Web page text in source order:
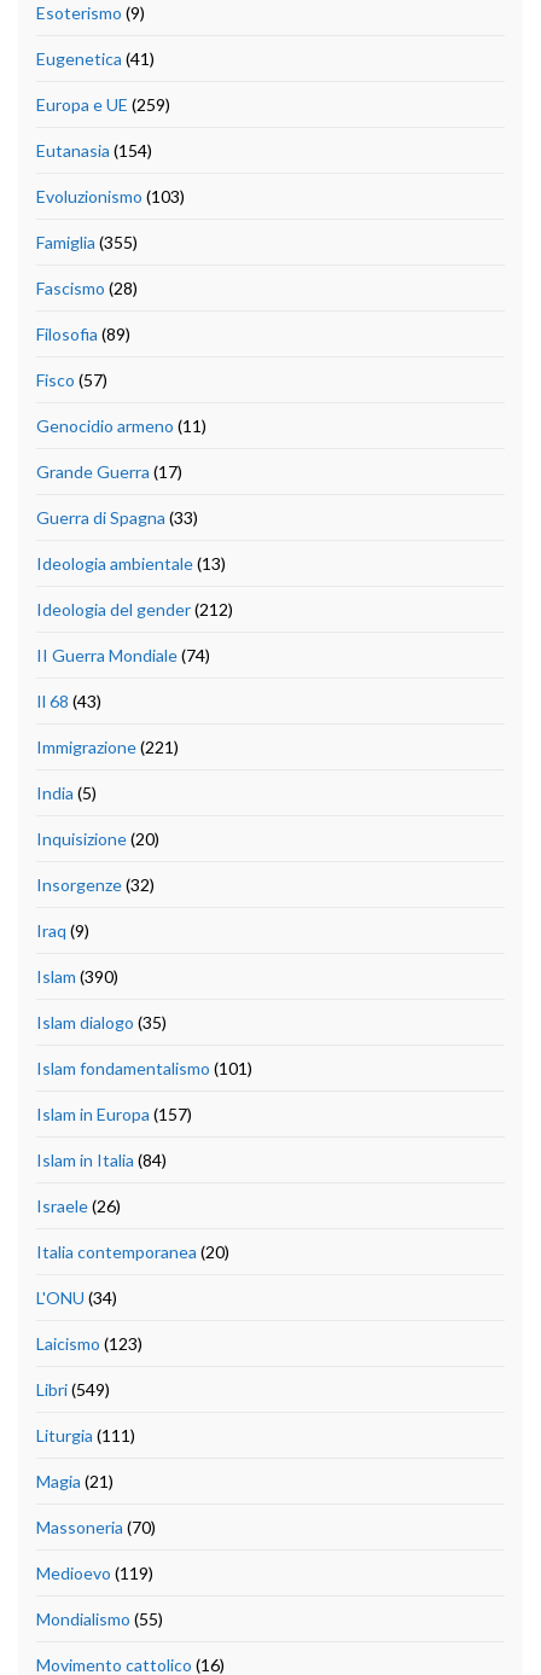
Esoterismo (9)
Eugenetica (41)
Europa e UE (259)
Eutanasia (154)
Evoluzionismo (103)
Famiglia (355)
Fascismo (28)
Filosofia (89)
Fisco (57)
Genocidio armeno (11)
Grande Guerra (17)
Guerra di Spagna (33)
Ideologia ambientale(13)
Ideologia del gender(212)
II Guerra Mondiale(74)
Il 68 (43)
Immigrazione(221)
India (5)
Inquisizione(20)
Insorgenze(32)
Iraq (9)
Islam (390)
Islam dialogo (35)
Islam fondamentalismo (101)
Islam in Europa (157)
Islam in Italia (84)
Israele(26)
Italia contemporanea (20)
L'ONU (34)
Laicismo (123)
Libri(549)
Liturgia (111)
Magia (21)
Massoneria (70)
Medioevo (119)
Mondialismo (55)
Movimento cattolico (16)